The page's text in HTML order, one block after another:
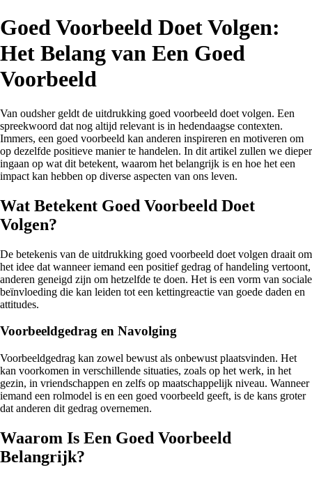
Goed Voorbeeld Doet Volgen:
Het Belang van Een Goed
Voorbeeld
Van oudsher geldt de uitdrukking goed voorbeeld doet volgen. Een
spreekwoord dat nog altijd relevant is in hedendaagse contexten.
Immers, een goed voorbeeld kan anderen inspireren en motiveren om
op dezelfde positieve manier te handelen. In dit artikel zullen we dieper
ingaan op wat dit betekent, waarom het belangrijk is en hoe het een
impact kan hebben op diverse aspecten van ons leven.
Wat Betekent Goed Voorbeeld Doet
Volgen?
De betekenis van de uitdrukking goed voorbeeld doet volgen draait om
het idee dat wanneer iemand een positief gedrag of handeling vertoont,
anderen geneigd zijn om hetzelfde te doen. Het is een vorm van sociale
beïnvloeding die kan leiden tot een kettingreactie van goede daden en
attitudes.
Voorbeeldgedrag en Navolging
Voorbeeldgedrag kan zowel bewust als onbewust plaatsvinden. Het
kan voorkomen in verschillende situaties, zoals op het werk, in het
gezin, in vriendschappen en zelfs op maatschappelijk niveau. Wanneer
iemand een rolmodel is en een goed voorbeeld geeft, is de kans groter
dat anderen dit gedrag overnemen.
Waarom Is Een Goed Voorbeeld
Belangrijk?